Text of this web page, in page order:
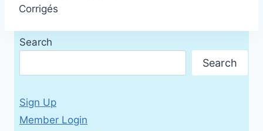
Corrigés
Search
Search
Sign Up
Member Login